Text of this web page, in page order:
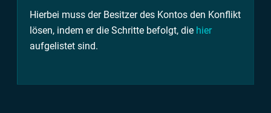
Hierbei muss der Besitzer des Kontos den Konflikt
lösen, indem er die Schritte befolgt, die hier
aufgelistet sind.